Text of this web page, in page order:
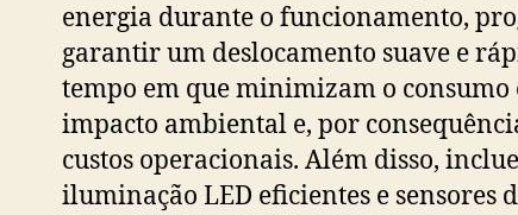
energia durante o funcionamento,
garantir um deslocamento suave e
tempo em que minimizam o consumo
impacto ambiental e, por
custos operacionais. Além disso,
iluminação LED eficientes e sensores